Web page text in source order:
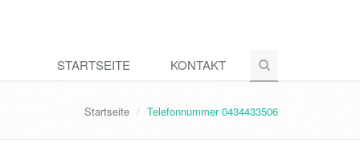
STARTSEITE KONTAKT
Startseite Telefonnummer 0434433506